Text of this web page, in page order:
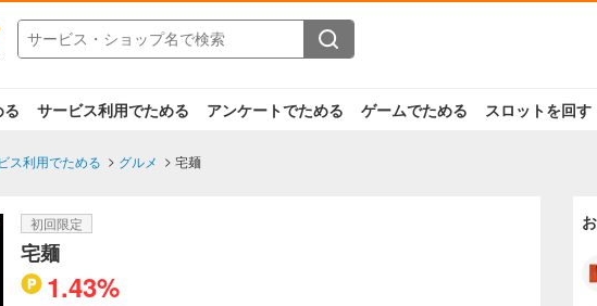
サービス利用でためる アンケートでためる ゲームでためる スロットを回す
ス利用でためる グルメ 宅麺
初回限定
宅麺
1.43%